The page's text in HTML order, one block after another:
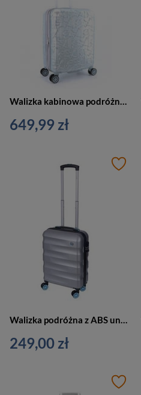
Walizka kabinowa podróżna mała srebrna 4 kółka - ELLE Alors
649,99 zł
249,00 zł